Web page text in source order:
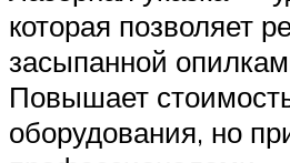
которая позволяет
засыпанной
Повышает
оборудования, но